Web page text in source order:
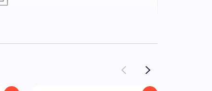
КРУГЛОСУТОЧНЫЙ
ПОКАЗАТЕЛЕЙ ЗДОРОВЬЯ